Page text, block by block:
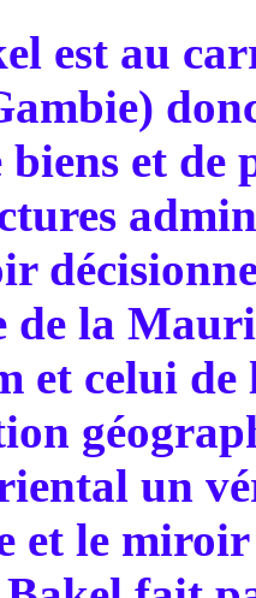
est au
et de
de la
et celui
un
et le